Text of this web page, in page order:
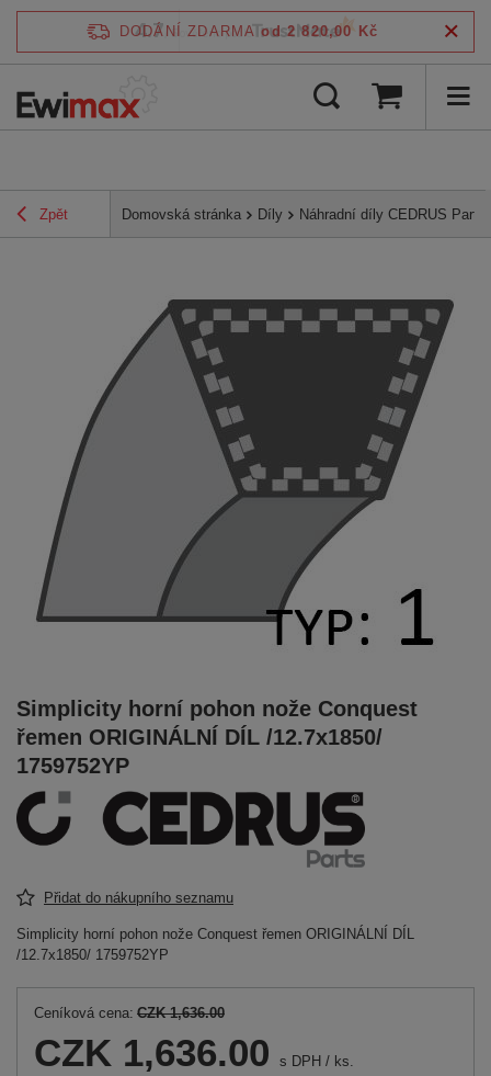
DODÁNÍ ZDARMA od 2 820,00 Kč
Zpět Domovská stránka Díly Náhradní díly CEDRUS Parts
Simplicity horní pohon nože Conquest
řemen ORIGINÁLNÍ DÍL /12.7x1850/
1759752YP
Přidat do nákupního seznamu
Simplicity horní pohon nože Conquest řemen ORIGINÁLNÍ DÍL
/12.7x1850/ 1759752YP
Ceníková cena: CZK 1,636.00
CZK 1,636.00 s DPH / ks.
4.7 /5 ověřeno podle